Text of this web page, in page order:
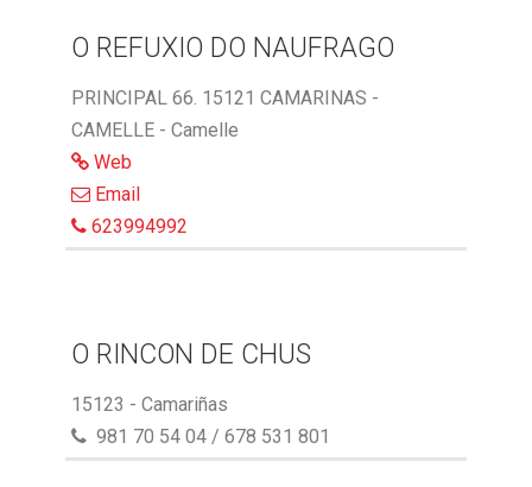
O REFUXIO DO NAUFRAGO
PRINCIPAL 66. 15121 CAMARINAS -
CAMELLE - Camelle
Web
Email
623994992
O RINCON DE CHUS
15123 - Camariñas
981 70 54 04 / 678 531 801